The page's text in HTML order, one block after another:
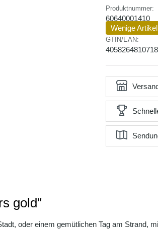
Produktnummer:
60640001410
Wenige
GTIN/EAN:
4058264810718
gold"
oder einem gemütlichen Tag am Strand,